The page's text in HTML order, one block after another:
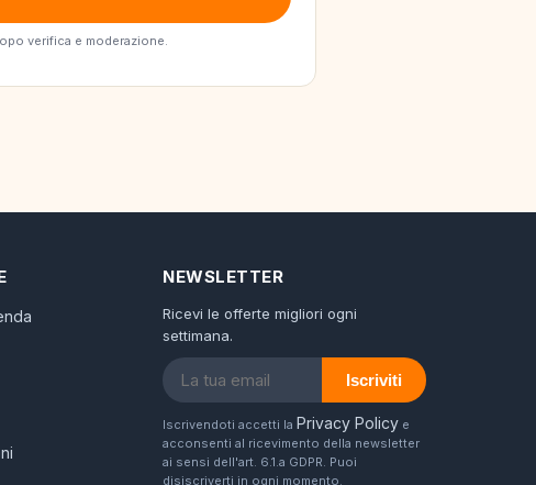
verifica e moderazione.
NEWSLETTER
Ricevi le offerte migliori ogni
settimana.
Iscriviti
Iscrivendoti accetti la Privacy Policy e
acconsenti al ricevimento della newsletter
ai sensi dell'art. 6.1.a GDPR. Puoi
disiscriverti in ogni momento.